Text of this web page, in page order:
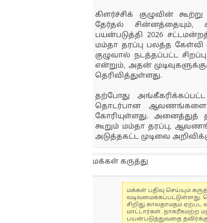
கிளர்ச்சிக் குழுவின்
தேர்தல் சின்னத்தையும்,
பயன்படுத்தி 2026
மம்தா தரப்பு பலத்த கேள்வி
குழுவால் நடத்தப்பட்ட
என்றும், அதன்
தெரிவித்துள்ளது.
தற்போது
தொடர்பான ஆவணங்களை
கோரியுள்ளது.
கூறும் மம்தா தரப்பு,
அடுத்தகட்ட முடிவை
மக்கள் கருத்து
மக்கள் பதிவு செய்யும்
வடிவமைக்கப்பட்டுள்ளது.
சிறிது காலதாமதம் ஏற்பட
மாட்டார்கள். நாகரீகமற்ற
பயன்படுத்துவதை